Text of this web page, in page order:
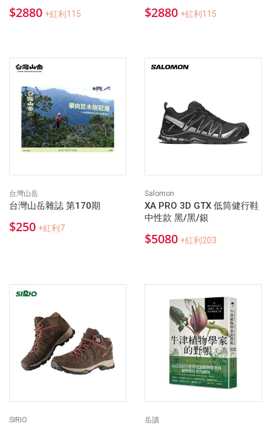
$2880 +紅利115 $2880 +紅利115
台灣山岳
台灣山岳雜誌 第170期
$250 +紅利7
Salomon
XA PRO 3D GTX 低筒健行鞋
中性款 黑/黑/銀
$5080 +紅利203
SIRIO 岳讀